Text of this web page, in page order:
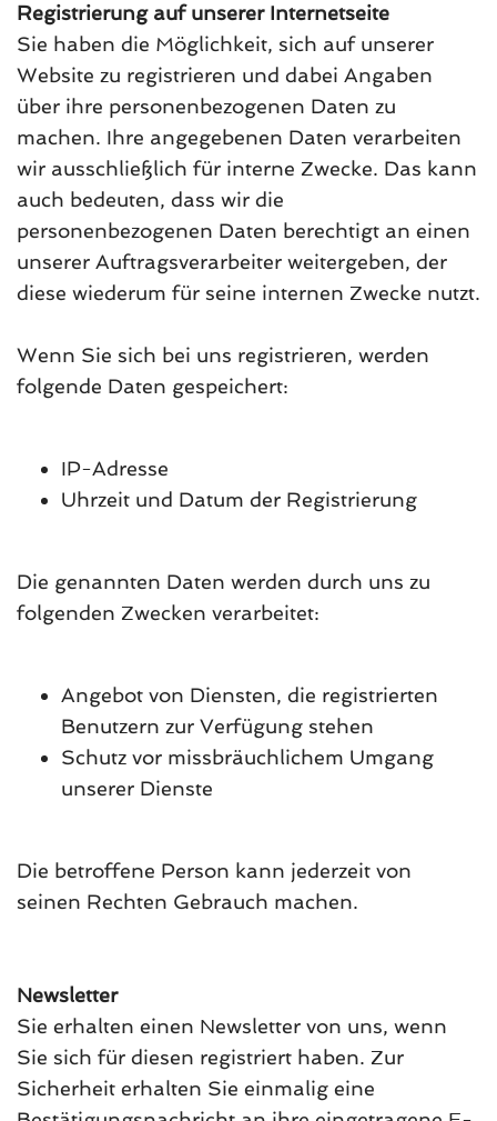
Registrierung auf unserer Internetseite
Sie haben die Möglichkeit, sich auf unserer
Website zu registrieren und dabei Angaben
über ihre personenbezogenen Daten zu
machen. Ihre angegebenen Daten verarbeiten
wir ausschließlich für interne Zwecke. Das kann
auch bedeuten, dass wir die
personenbezogenen Daten berechtigt an einen
unserer Auftragsverarbeiter weitergeben, der
diese wiederum für seine internen Zwecke nutzt.
Wenn Sie sich bei uns registrieren, werden
folgende Daten gespeichert:
IP-Adresse
Uhrzeit und Datum der Registrierung
Die genannten Daten werden durch uns zu
folgenden Zwecken verarbeitet:
Angebot von Diensten, die registrierten
Benutzern zur Verfügung stehen
Schutz vor missbräuchlichem Umgang
unserer Dienste
Die betroffene Person kann jederzeit von
seinen Rechten Gebrauch machen.
Newsletter
Sie erhalten einen Newsletter von uns, wenn
Sie sich für diesen registriert haben. Zur
Sicherheit erhalten Sie einmalig eine